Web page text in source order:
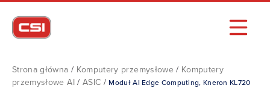
Strona główna / Komputery przemysłowe / Komputery
przemysłowe AI/ ASIC /Moduł AI Edge Computing, Kneron KL720